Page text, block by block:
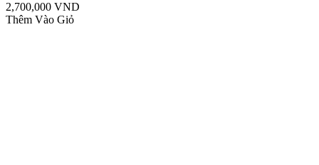
2,700,000 VND
Thêm Vào Giỏ